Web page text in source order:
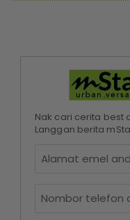
Nak cari cerita best
Langgan berita